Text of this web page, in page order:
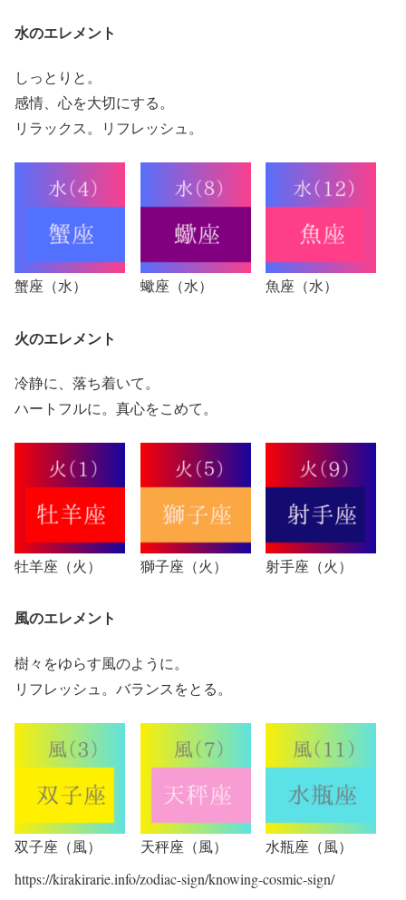
水のエレメント
しっとりと。
感情、心を大切にする。
リラックス。リフレッシュ。
蟹座（水） 蠍座（水） 魚座（水）
火のエレメント
冷静に、落ち着いて。
ハートフルに。真心をこめて。
牡羊座（火） 獅子座（火） 射手座（火）
風のエレメント
樹々をゆらす風のように。
リフレッシュ。バランスをとる。
双子座（風） 天秤座（風）
水瓶座（風）
https://kirakirarie.info/zodiac-sign/knowing-cosmic-sign/